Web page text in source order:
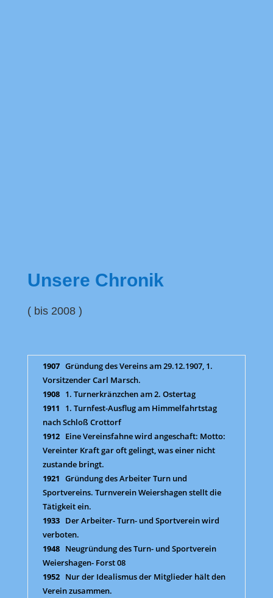
Unsere Chronik
( bis 2008 )
1907 Gründung des Vereins am 29.12.1907, 1.
Vorsitzender Carl Marsch.
1908 1. Turnerkränzchen am 2. Ostertag
1911
1. Turnfest-Ausflug am Himmelfahrtstag
nach Schloß Crottorf
1912 Eine Vereinsfahne wird angeschaft: Motto:
Vereinter Kraft gar oft gelingt, was einer nicht
zustande bringt.
1921 Gründung des Arbeiter Turn und
Sportvereins. Turnverein Weiershagen stellt die
Tätigkeit ein.
1933 Der Arbeiter- Turn- und Sportverein wird
verboten.
1948 Neugründung des Turn- und Sportverein
Weiershagen- Forst 08
1952 Nur der Idealismus der Mitglieder hält den
Verein zusammen.